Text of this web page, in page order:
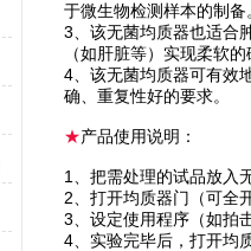
于微生物检测样本的制备
3、该无菌均质器也适合
（如肝脏等）实现柔软的
4、该无菌均质器可有效
确、重复性好的要求。
★产品使用说明：
1、把需处理的试品放入
2、打开均质器门（可全
3、设定使用程序（如拍
4、实验完毕后，打开均